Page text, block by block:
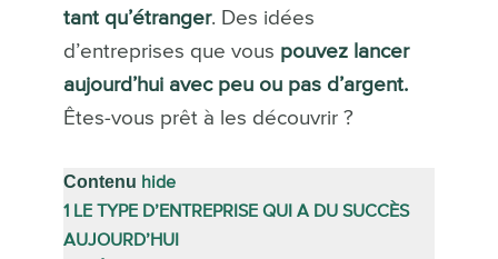
tant qu’étranger. Des idées
d’entreprises que vous pouvez lancer
aujourd’hui avec peu ou pas d’argent.
Êtes-vous prêt à les découvrir ?
Contenu hide
1 LE TYPE D’ENTREPRISE QUI A DU SUCCÈS
AUJOURD’HUI